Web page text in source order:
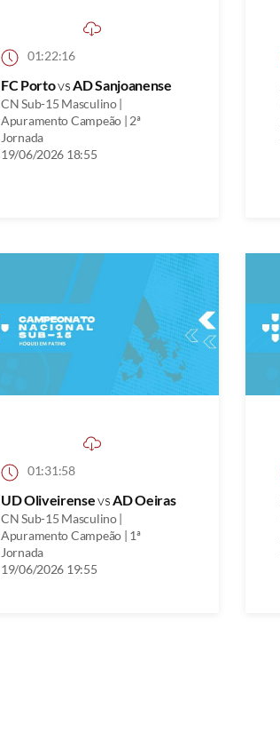
01:22:16
FC PortovsAD Sanjoanense
CN Sub-15 Masculino |
Apuramento Campeão | 2ª
Jornada
19/06/2026 18:55
01:31:58
UD OliveirensevsAD Oeiras
CN Sub-15 Masculino |
Apuramento Campeão | 1ª
Jornada
19/06/2026 19:55